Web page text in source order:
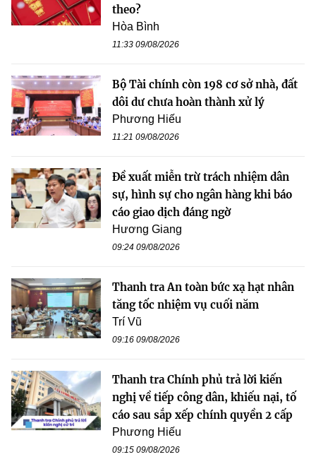
theo?
Hòa Bình
11:33 09/08/2026
Bộ Tài chính còn 198 cơ sở nhà, đất
dôi dư chưa hoàn thành xử lý
Phương Hiếu
11:21 09/08/2026
Đề xuất miễn trừ trách nhiệm dân
sự, hình sự cho ngân hàng khi báo
cáo giao dịch đáng ngờ
Hương Giang
09:24 09/08/2026
Thanh tra An toàn bức xạ hạt nhân
tăng tốc nhiệm vụ cuối năm
Trí Vũ
09:16 09/08/2026
Thanh tra Chính phủ trả lời kiến
nghị về tiếp công dân, khiếu nại, tố
cáo sau sắp xếp chính quyền 2 cấp
Phương Hiếu
09:15 09/08/2026